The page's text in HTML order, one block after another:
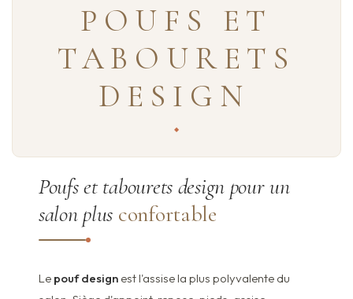
POUFS ET
TABOURETS
DESIGN
Poufs et tabourets design pour un
salon plus confortable
Le pouf design est l'assise la plus polyvalente du